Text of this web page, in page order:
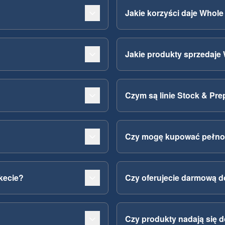
Jakie korzyści daje
Jakie produkty sprzedaje
Czym są linie Stock &
Czy mogę kupować
Czy oferujecie darmową
Czy produkty nadają się